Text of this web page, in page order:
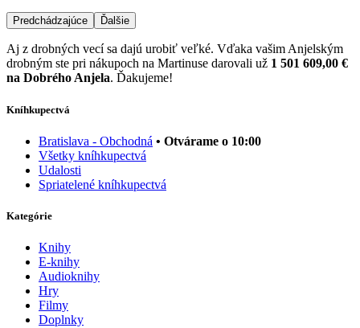
Predchádzajúce Ďalšie
Aj z drobných vecí sa dajú urobiť veľké. Vďaka vašim Anjelským
drobným ste pri nákupoch na Martinuse darovali už 1 501 609,00 €
na Dobrého Anjela. Ďakujeme!
Kníhkupectvá
Bratislava - Obchodná • Otvárame o 10:00
Všetky kníhkupectvá
Udalosti
Spriatelené kníhkupectvá
Kategórie
Knihy
E-knihy
Audioknihy
Hry
Filmy
Doplnky